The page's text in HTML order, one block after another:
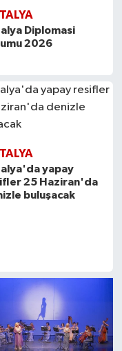
Diplomasi
2026
yapay
25 Haziran'da
buluşacak